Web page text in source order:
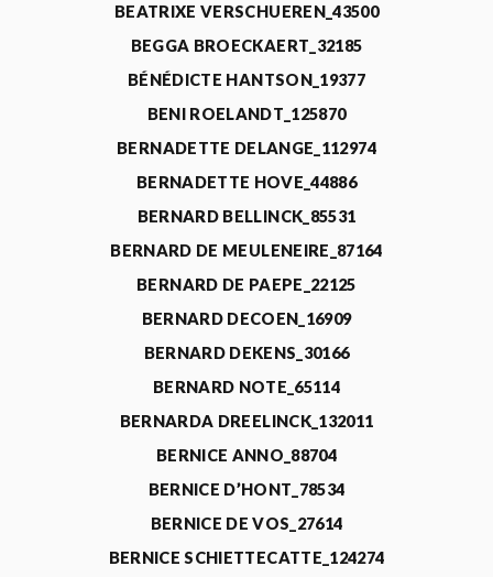
BEATRIXE VERSCHUEREN_43500
BEGGA BROECKAERT_32185
BÉNÉDICTE HANTSON_19377
BENI ROELANDT_125870
BERNADETTE DELANGE_112974
BERNADETTE HOVE_44886
BERNARD BELLINCK_85531
BERNARD DE MEULENEIRE_87164
BERNARD DE PAEPE_22125
BERNARD DECOEN_16909
BERNARD DEKENS_30166
BERNARD NOTE_65114
BERNARDA DREELINCK_132011
BERNICE ANNO_88704
BERNICE D’HONT_78534
BERNICE DE VOS_27614
BERNICE SCHIETTECATTE_124274